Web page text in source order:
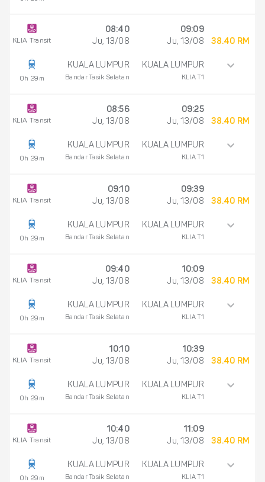
KLIA Transit
0h 29m
08:40
Ju, 13/08
KUALA LUMPUR
Bandar Tasik Selatan
09:09
Ju, 13/08
KUALA LUMPUR
KLIA T1
38.40 RM
KLIA Transit
0h 29m
08:56
Ju, 13/08
KUALA LUMPUR
Bandar Tasik Selatan
09:25
Ju, 13/08
KUALA LUMPUR
KLIA T1
38.40 RM
KLIA Transit
0h 29m
09:10
Ju, 13/08
KUALA LUMPUR
Bandar Tasik Selatan
09:39
Ju, 13/08
KUALA LUMPUR
KLIA T1
38.40 RM
KLIA Transit
0h 29m
09:40
Ju, 13/08
KUALA LUMPUR
Bandar Tasik Selatan
10:09
Ju, 13/08
KUALA LUMPUR
KLIA T1
38.40 RM
KLIA Transit
0h 29m
10:10
Ju, 13/08
KUALA LUMPUR
Bandar Tasik Selatan
10:39
Ju, 13/08
KUALA LUMPUR
KLIA T1
38.40 RM
KLIA Transit
0h 29m
10:40
Ju, 13/08
KUALA LUMPUR
Bandar Tasik Selatan
11:09
Ju, 13/08
KUALA LUMPUR
KLIA T1
38.40 RM